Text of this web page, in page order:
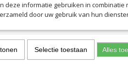
deze informatie gebruiken in combinatie
door uw gebruik van hun
Selectie toestaan Alles